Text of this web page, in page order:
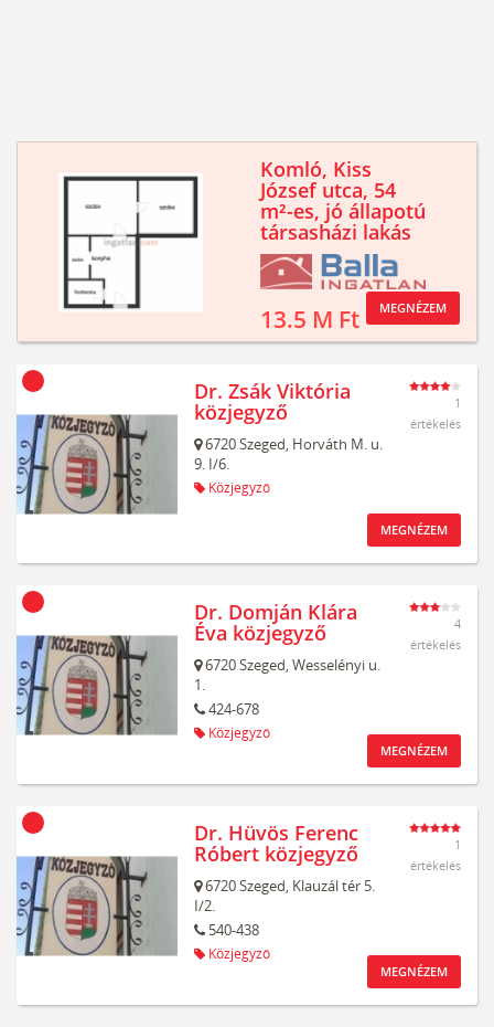
Komló, Kiss
József utca, 54
m²-es, jó állapotú
társasházi lakás
13.5 M Ft MEGNÉZEM
Dr. Zsák Viktória
közjegyző
6720Szeged, Horváth M. u.
9. I/6.
Közjegyző
1
értékelés
MEGNÉZEM
Dr. Domján Klára
Éva közjegyző
6720Szeged,Wesselényi u.
1.
424-678
Közjegyző
4
értékelés
MEGNÉZEM
Dr. Hüvös Ferenc
Róbert közjegyző
6720Szeged, Klauzál tér 5.
I/2.
540-438
Közjegyző
1
értékelés
MEGNÉZEM